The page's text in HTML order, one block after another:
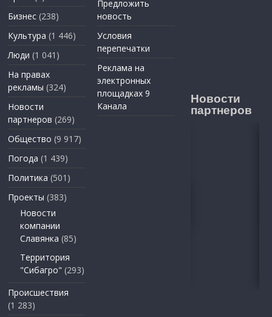
Бизнес (238)
Культура (1 446)
Люди (1 041)
На правах
рекламы (324)
Новости
партнеров (269)
Общество (9 917)
Погода (1 439)
Политика (501)
Проекты (383)
Новости
компании
Славянка (85)
Территория
"Сибагро" (293)
Происшествия
(1 283)
Предложить
новость
Условия
перепечатки
Реклама на
электронных
площадках 9
Канала
Новости
партнеров